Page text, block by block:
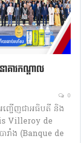
គារកណ្តាល
0
ញ្ជើញជាអធិបតី និង
Villeroy de
រាំង (Banque de